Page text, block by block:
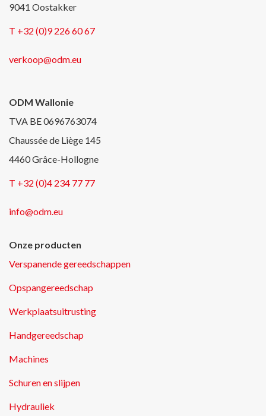
9041 Oostakker
T +32 (0)9 226 60 67
verkoop@odm.eu
ODM Wallonie
TVA BE 0696763074
Chaussée de Liège 145
4460 Grâce-Hollogne
T +32 (0)4 234 77 77
info@odm.eu
Onze producten
Verspanende gereedschappen
Opspangereedschap
Werkplaatsuitrusting
Handgereedschap
Machines
Schuren en slijpen
Hydrauliek